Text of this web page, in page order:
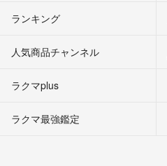
ランキング
人気商品チャンネル
ラクマplus
ラクマ最強鑑定